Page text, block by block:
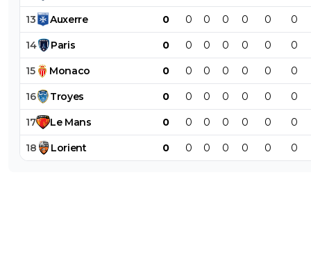
13 Auxerre 0 0 0 0 0 0 0
14 Paris 0 0 0 0 0 0 0
15 Monaco 0 0 0 0 0 0 0
16 Troyes 0 0 0 0 0 0 0
17 Le Mans 0 0 0 0 0 0 0
18 Lorient 0 0 0 0 0 0 0